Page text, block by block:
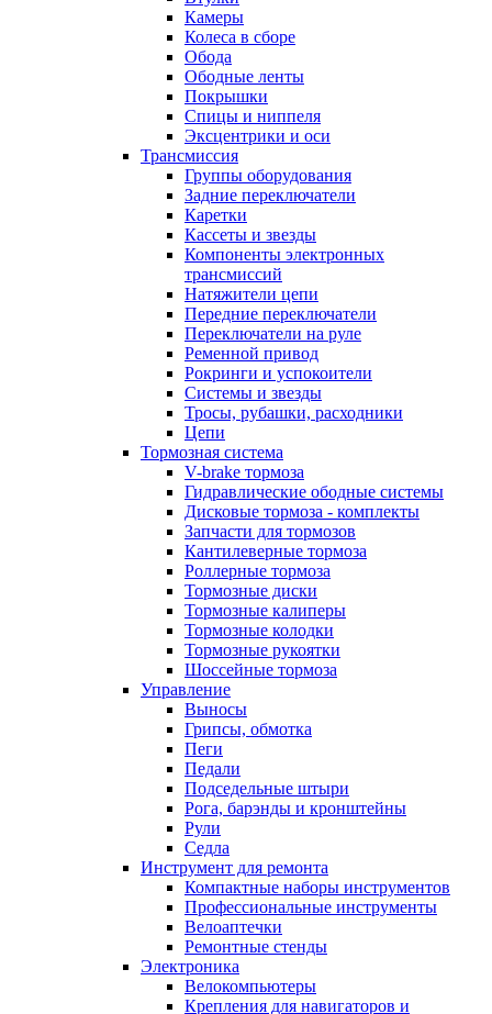
Камеры
Колеса в сборе
Обода
Ободные ленты
Покрышки
Спицы и ниппеля
Эксцентрики и оси
Трансмиссия
Группы оборудования
Задние переключатели
Каретки
Кассеты и звезды
Компоненты электронных
трансмиссий
Натяжители цепи
Передние переключатели
Переключатели на руле
Ременной привод
Рокринги и успокоители
Системы и звезды
Тросы, рубашки, расходники
Цепи
Тормозная система
V-brake тормоза
Гидравлические ободные системы
Дисковые тормоза - комплекты
Запчасти для тормозов
Кантилеверные тормоза
Роллерные тормоза
Тормозные диски
Тормозные калиперы
Тормозные колодки
Тормозные рукоятки
Шоссейные тормоза
Управление
Выносы
Грипсы, обмотка
Пеги
Педали
Подседельные штыри
Рога, барэнды и кронштейны
Рули
Седла
Инструмент для ремонта
Компактные наборы инструментов
Профессиональные инструменты
Велоаптечки
Ремонтные стенды
Электроника
Велокомпьютеры
Крепления для навигаторов и